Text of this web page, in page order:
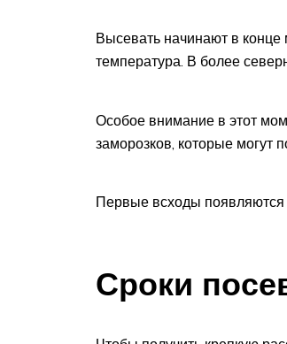
Высевать начинают в конце
температура. В более
Особое внимание в этот
заморозков, которые могут
Первые всходы
Сроки